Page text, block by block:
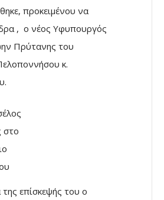
προκειμένου να
, ο νέος Υφυπουργός
Πρύτανης του
κ.
στο
της επίσκεψής του ο